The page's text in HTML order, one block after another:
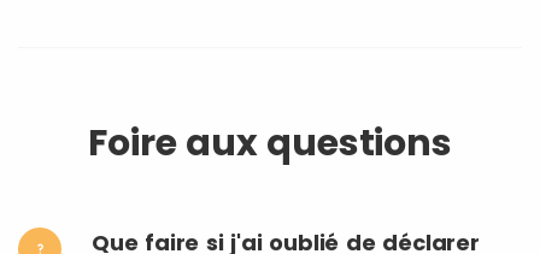
Foire aux questions
Que faire si j'ai oublié de déclarer